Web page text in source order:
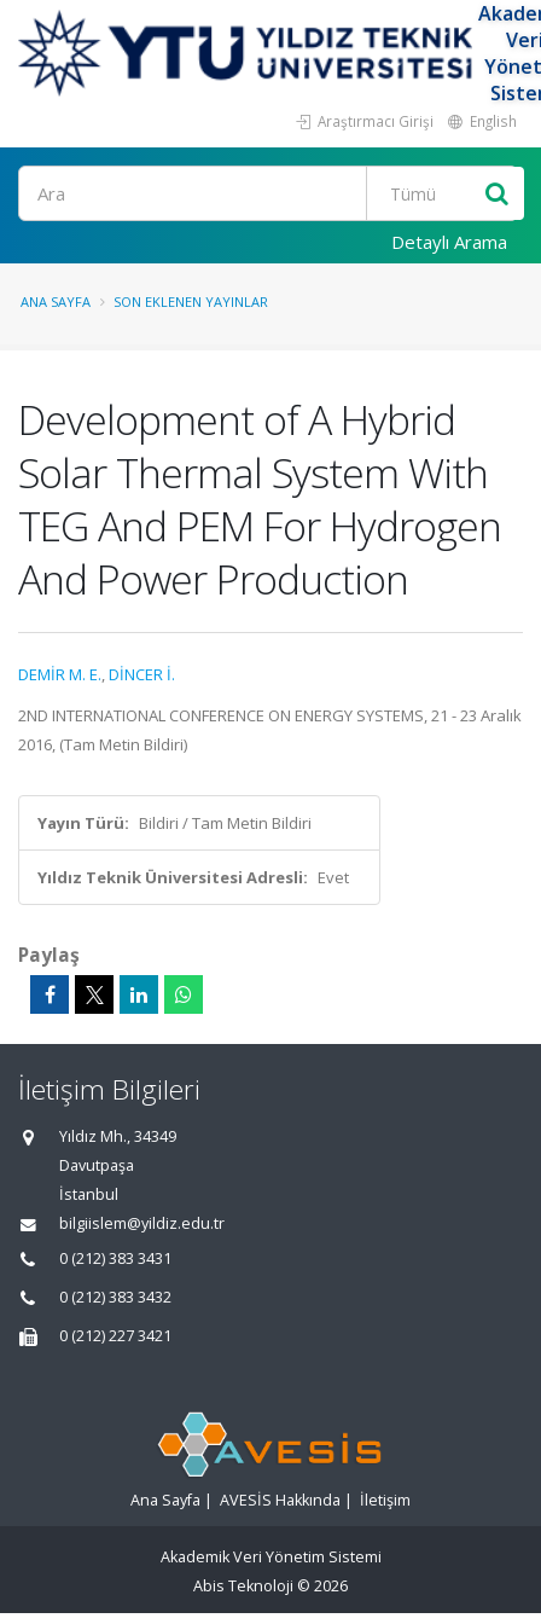
Araştırmacı Girişi English
Ara
Detaylı Arama
ANA SAYFA SON EKLENEN YAYINLAR
Development of A Hybrid
Solar Thermal System With
TEG And PEM For Hydrogen
And Power Production
DEMİR M. E.,DİNCER İ.
2ND INTERNATIONAL CONFERENCE ON ENERGY SYSTEMS, 21 - 23 Aralık
2016, (Tam Metin Bildiri)
Yayın Türü: Bildiri / Tam Metin Bildiri
Yıldız Teknik Üniversitesi Adresli: Evet
Paylaş
İletişim Bilgileri
Yıldız Mh., 34349
Davutpaşa
İstanbul
bilgiislem@yildiz.edu.tr
0 (212) 383 3431
0 (212) 383 3432
0 (212) 227 3421
Ana Sayfa | AVESİS Hakkında | İletişim
Akademik Veri Yönetim Sistemi
Abis Teknoloji © 2026